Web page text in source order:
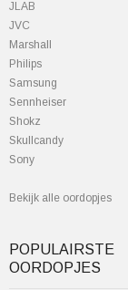
JLAB
JVC
Marshall
Philips
Samsung
Sennheiser
Shokz
Skullcandy
Sony
Bekijk alle oordopjes
POPULAIRSTE
OORDOPJES